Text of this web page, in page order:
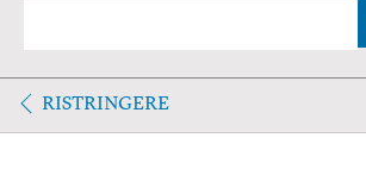
RISTRINGERE